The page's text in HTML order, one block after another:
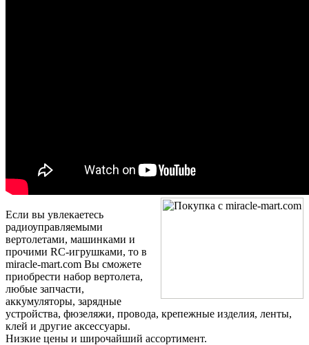
Если вы увлекаетесь
радиоуправляемыми
вертолетами, машинками и
прочими RC-игрушками, то в
miracle-mart.com Вы сможете
приобрести набор вертолета,
любые запчасти,
аккумуляторы, зарядные
устройства, фюзеляжи, провода, крепежные изделия, ленты,
клей и другие аксессуары.
Низкие цены и широчайший ассортимент.